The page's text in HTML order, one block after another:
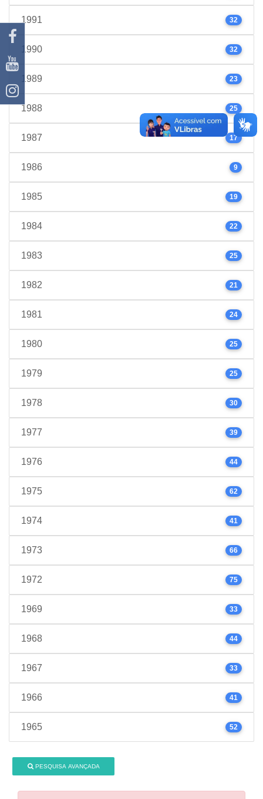
1991 32
1990 32
1989 23
1988 25
1987 17
1986 9
1985 19
1984 22
1983 25
1982 21
1981 24
1980 25
1979 25
1978 30
1977 39
1976 44
1975 62
1974 41
1973 66
1972 75
1969 33
1968 44
1967 33
1966 41
1965 52
PESQUISA AVANÇADA